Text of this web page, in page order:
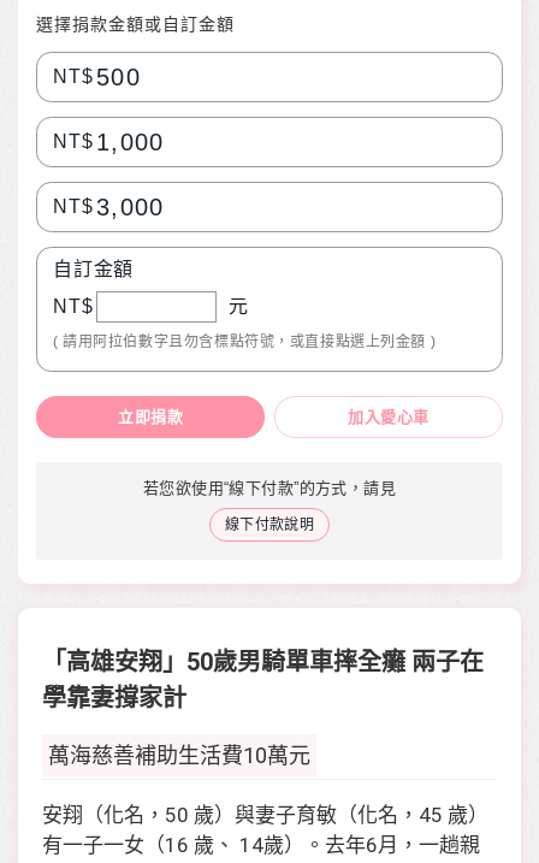
選擇捐款金額或自訂金額
NT$ 500
NT$ 1,000
NT$ 3,000
自訂金額
NT$
元
( 請用阿拉伯數字且勿含標點符號，或直接點選上列金額 )
立即捐款 加入愛心車
若您欲使用“線下付款”的方式，請見
線下付款說明
「高雄安翔」50歲男騎單車摔全癱 兩子在
學靠妻撐家計
萬海慈善補助生活費10萬元
安翔（化名，50 歲）與妻子育敏（化名，45 歲）
有一子一女（16 歲、 14歲）。去年6月，一趟親